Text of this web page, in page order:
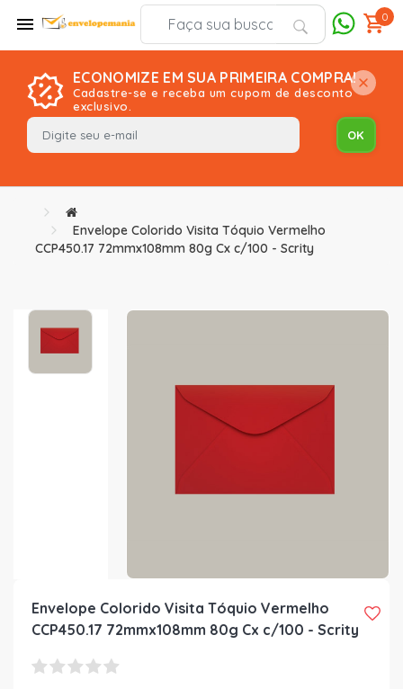
0
ECONOMIZE EM SUA PRIMEIRA COMPRA!
Cadastre-se e receba um cupom de desconto
exclusivo.
Envelope Colorido Visita Tóquio Vermelho
CCP450.17 72mmx108mm 80g Cx c/100 - Scrity
Envelope Colorido Visita Tóquio Vermelho
CCP450.17 72mmx108mm 80g Cx c/100 - Scrity